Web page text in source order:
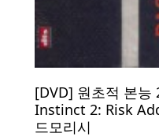
[DVD] 원초적 본능
Instinct 2: Risk
드모리시